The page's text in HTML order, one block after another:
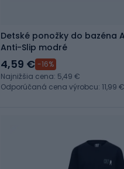
Detské ponožky do bazéna
Anti-Slip modré
4,59 € -16%
Najnižšia cena: 5,49 €
Odporúčaná cena výrobcu: 11,99 €